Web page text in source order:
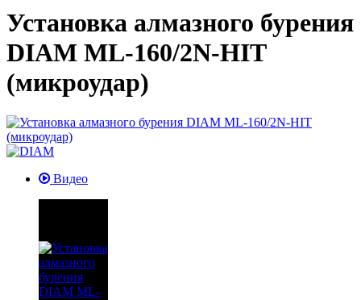
Установка алмазного бурения
DIAM ML-160/2N-HIT
(микроудар)
Видео